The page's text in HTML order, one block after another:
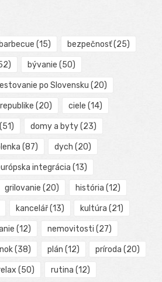
barbecue (15) bezpečnosť(25)
bývanie (50)
po Slovensku (20)
(20) ciele (14)
(51) domy a byty(23)
(87) dych (20)
integrácia (13)
grilovanie (20) história (12)
kancelář(13) kultúra (21)
(12) nemovitosti (27)
(38) plán (12) príroda (20)
(50) rutina (12)